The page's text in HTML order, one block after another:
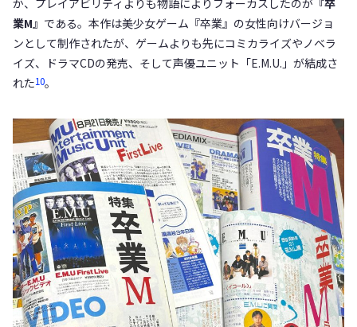
か、プレイアビリティよりも物語によりフォーカスしたのが 『卒
業M』 である。本作は美少女ゲーム『卒業』の女性向けバージョ
ンとして制作されたが、ゲームよりも先にコミカライズやノベラ
イズ、ドラマCDの発売、そして声優ユニット「E.M.U.」が結成さ
れた10。